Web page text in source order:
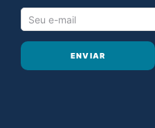
ENVIAR